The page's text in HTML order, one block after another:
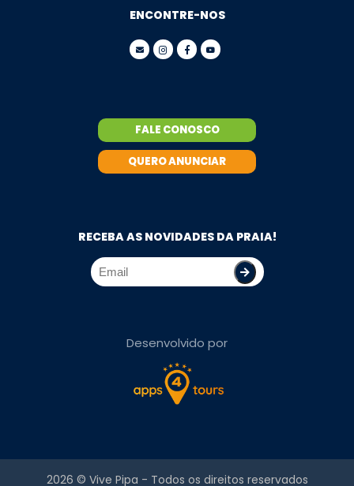
ENCONTRE-NOS
FALE CONOSCO
QUERO ANUNCIAR
RECEBA AS NOVIDADES DA PRAIA!
Desenvolvido por
2026 © Vive Pipa - Todos os direitos reservados